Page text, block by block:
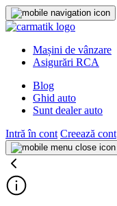
Mașini de vânzare
Asigurări RCA
Blog
Ghid auto
Sunt dealer auto
Intră în cont Creează cont